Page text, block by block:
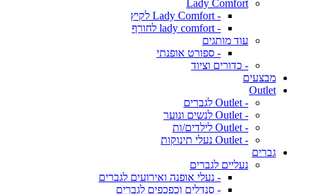
Lady Comfort
- Lady Comfort לקיץ
- lady comfort לחורף
עוד מותגים
- ספורט אופנתי
- כדורים וציוד
מבצעים
Outlet
- Outlet לגברים
- Outlet לנשים ונוער
- Outlet לילדים/ות
- Outlet נעלי תינוקות
גברים
נעליים לגברים
- נעלי אופנה ואירועים לגברים
- סנדלים וכפכפים לגברים